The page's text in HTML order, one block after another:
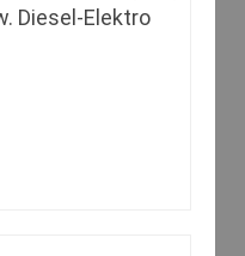
Diesel-Elektro